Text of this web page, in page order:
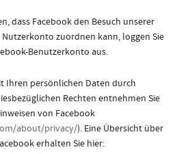
dass Facebook den Besuch unserer
zuordnen kann, loggen Sie
Benutzerkonto aus.
Ihren persönlichen Daten durch
Rechten entnehmen Sie
von Facebook
about/privacy/). Eine Übersicht über
erhalten Sie hier: